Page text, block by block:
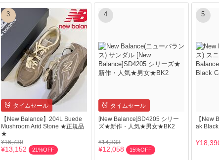
3
タイムセール
【New Balance】204L Suede
Mushroom Arid Stone ★正規品
★
¥16,730
¥13,152 21%OFF
4
タイムセール
[New Balance]SD4205 シリー
ズ★新作・人気★男女★BK2
¥14,333
¥12,058 15%OFF
5
【New
ak